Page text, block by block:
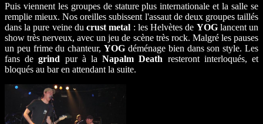
Puis viennent les groupes de stature plus internationale et la salle se
remplie mieux. Nos oreilles subissent l'assaut de deux groupes taillés
dans la pure veine ducrust metal : les Helvètes de YOGlancent un
show très nerveux, avec un jeu de scène très rock. Malgré les pauses
un peu frime du chanteur,YOG déménage bien dans son style. Les
fans degrind pur à laNapalm Death resteront interloqués, et
bloqués au bar en attendant la suite.